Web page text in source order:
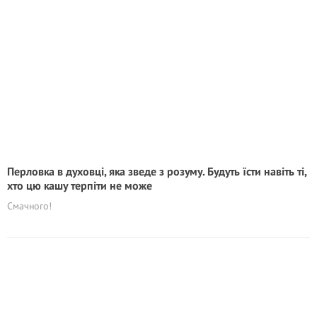
Перловка в духовці, яка зведе з розуму. Будуть їсти навіть ті,
хто цю кашу терпіти не може
Смачного!